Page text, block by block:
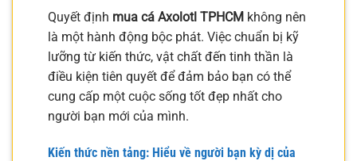
Quyết định mua cá Axolotl TPHCM không nên
là một hành động bộc phát. Việc chuẩn bị kỹ
lưỡng từ kiến thức, vật chất đến tinh thần là
điều kiện tiên quyết để đảm bảo bạn có thể
cung cấp một cuộc sống tốt đẹp nhất cho
người bạn mới của mình.
Kiến thức nền tảng: Hiểu về người bạn kỳ dị của